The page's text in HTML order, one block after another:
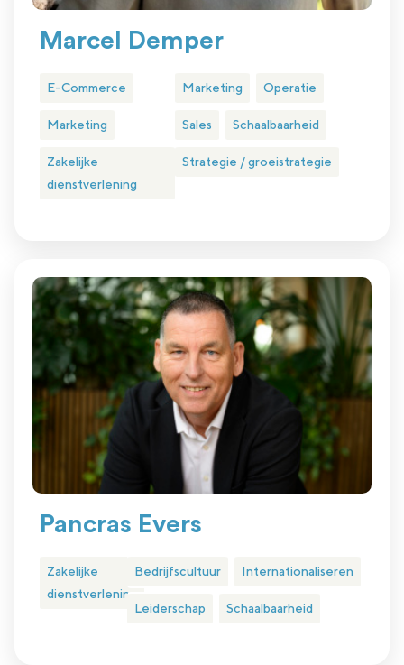
Marcel Demper
E-Commerce
Marketing
Zakelijke
dienstverlening
Marketing Operatie
Sales Schaalbaarheid
Strategie / groeistrategie
Pancras Evers
Zakelijke
dienstverlening
Bedrijfscultuur Internationaliseren
Leiderschap Schaalbaarheid